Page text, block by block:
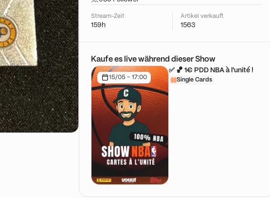
Stream-Zeit
159h
Artikel verkauft
1563
Kaufe es live während dieser Show
15/05 - 17:00
✅ 🏀 1€ PDD NBA à l'unité !
Single Cards